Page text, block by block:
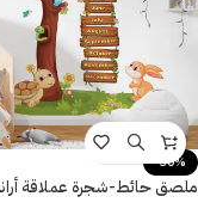
-30%
ملصق حائط-شجرة عملاقة